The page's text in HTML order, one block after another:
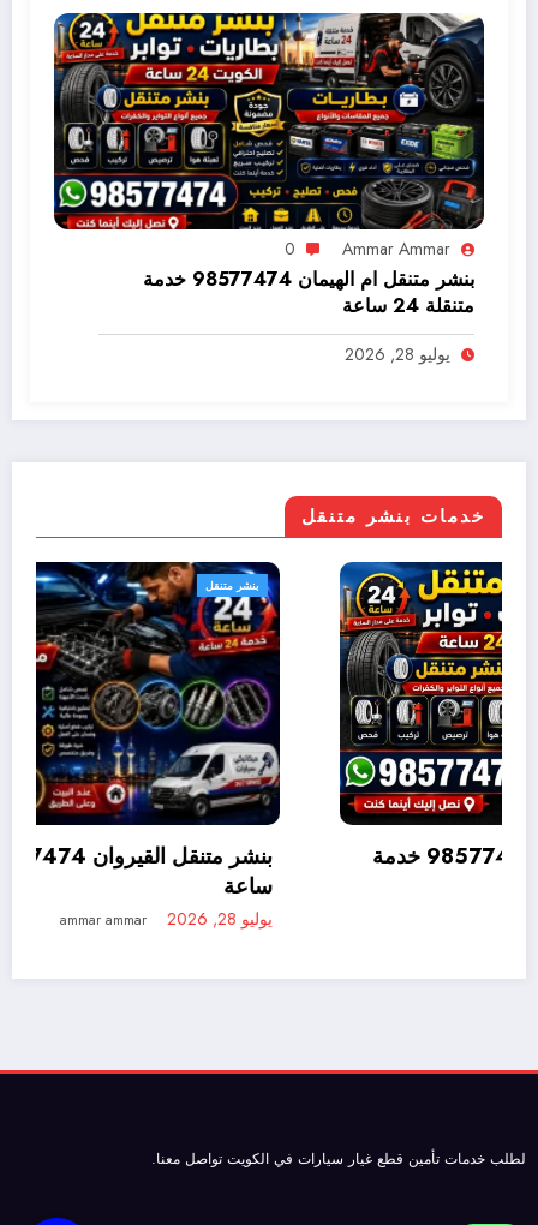
Ammar Ammar
0
بنشر متنقل ام الهيمان 98577474 خدمة
متنقلة 24 ساعة
يوليو 28, 2026
خدمات بنشر متنقل
بنشر متنقل
بنشر متنقل المنطقة العاشرة 98577474 خدمة
ammar ammar
لطلب خدمات تأمين قطع غيار سيارات في الكويت تواصل معنا.